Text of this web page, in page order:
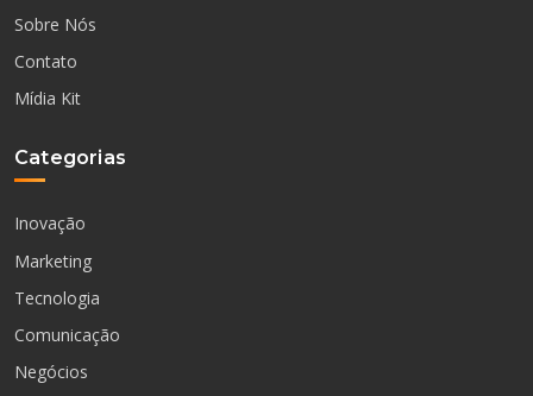
Sobre Nós
Contato
Mídia Kit
Categorias
Inovação
Marketing
Tecnologia
Comunicação
Negócios